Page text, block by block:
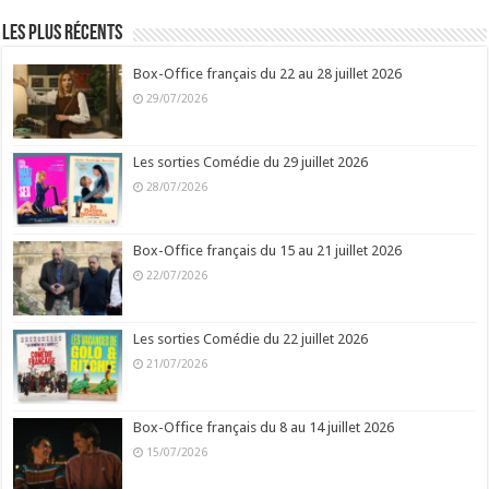
Les plus récents
Box-Office français du 22 au 28 juillet 2026
29/07/2026
Les sorties Comédie du 29 juillet 2026
28/07/2026
Box-Office français du 15 au 21 juillet 2026
22/07/2026
Les sorties Comédie du 22 juillet 2026
21/07/2026
Box-Office français du 8 au 14 juillet 2026
15/07/2026